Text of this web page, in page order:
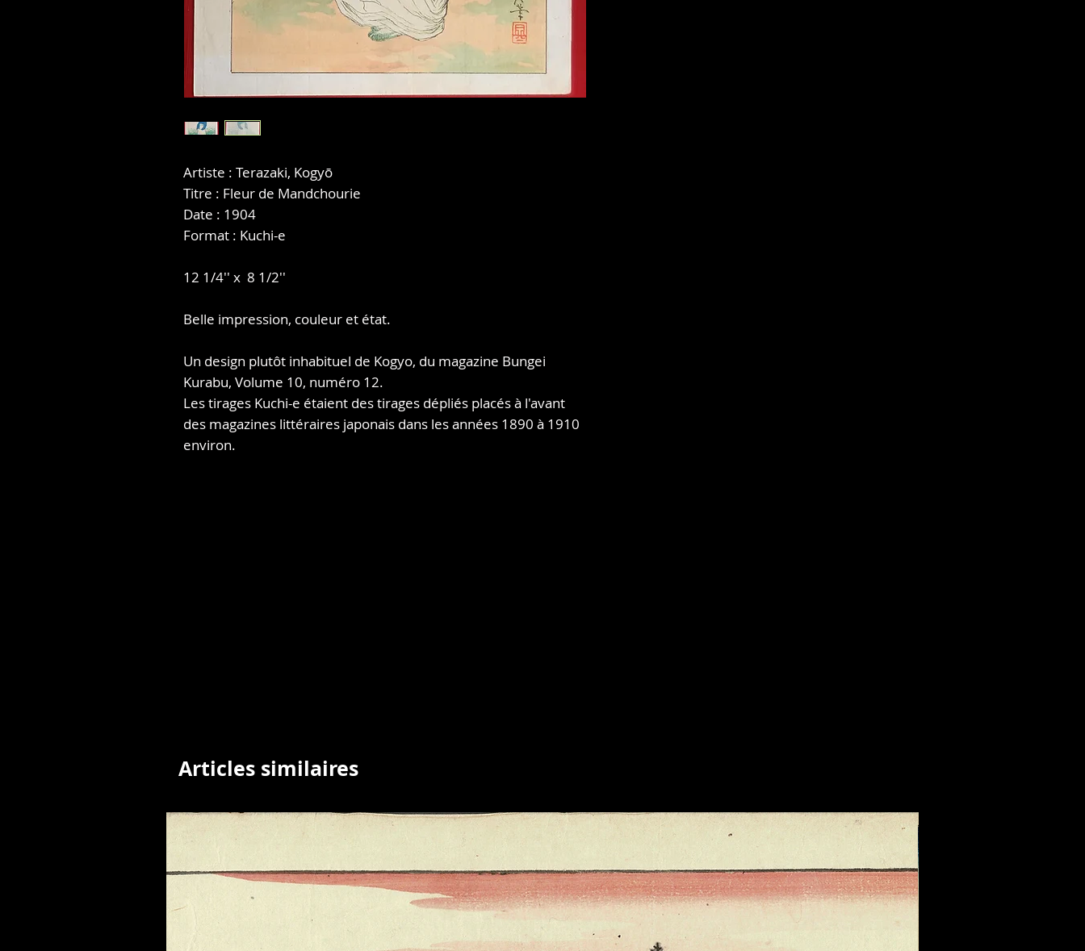
Artiste : Terazaki, Kogyō
Titre : Fleur de Mandchourie
Date : 1904
Format : Kuchi-e
12 1/4'' x 8 1/2''
Belle impression, couleur et état.
Un design plutôt inhabituel de Kogyo, du magazine Bungei
Kurabu, Volume 10, numéro 12.
Les tirages Kuchi-e étaient des tirages dépliés placés à l'avant
des magazines littéraires japonais dans les années 1890 à 1910
environ.
Articles similaires